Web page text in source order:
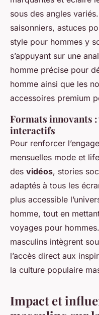
sous des angles
saisonniers, astuces
style pour hommes y
s’appuyant sur une
homme précise pour
homme ainsi que les
accessoires premium
Formats innovants
interactifs
Pour renforcer
mensuelles mode et
des vidéos, stories
adaptés à tous les
plus accessible
homme, tout en
voyages pour
masculins intègrent
l’accès direct aux
la culture populaire
Impact et